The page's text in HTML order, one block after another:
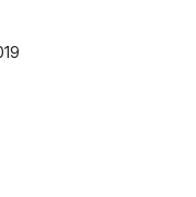
antal röster: